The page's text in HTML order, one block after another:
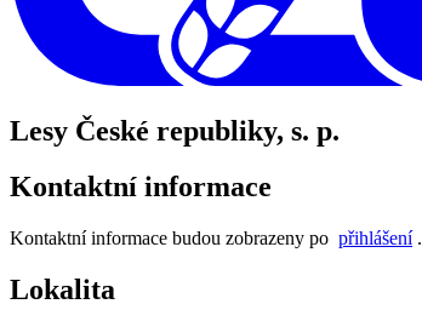
Lesy České republiky, s. p.
Kontaktní informace
Kontaktní informace budou zobrazeny po přihlášení.
Lokalita